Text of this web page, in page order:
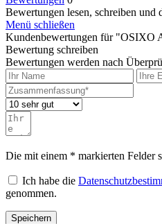
Bewertungen lesen, schreiben und
Menü schließen
Kundenbewertungen für "OSIXO
Bewertung schreiben
Bewertungen werden nach
Die mit einem * markierten Felder
Ich habe die
genommen.
Speichern